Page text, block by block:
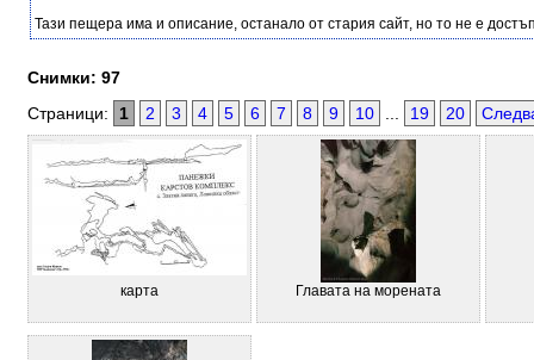
Тази пещера има и описание, останало от стария сайт, но то не е
Снимки: 97
Страници:
1 2 3 4 5 6 7 8 9 10 19 20
карта Главата на морената